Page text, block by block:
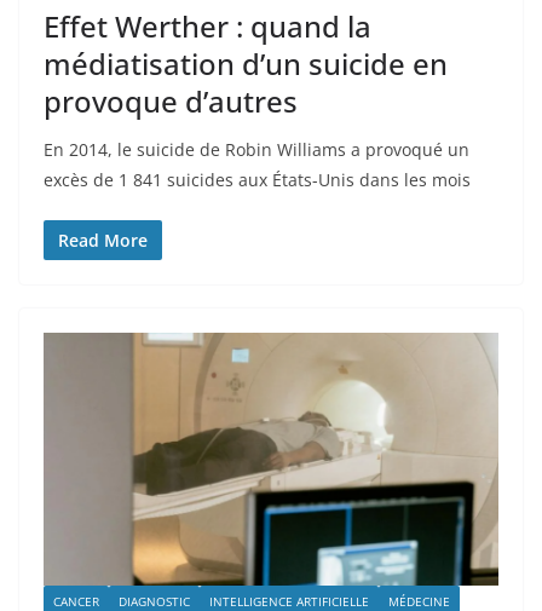
Effet Werther : quand la
médiatisation d’un suicide en
provoque d’autres
En 2014, le suicide de Robin Williams a provoqué un
excès de 1 841 suicides aux États-Unis dans les mois
Read More
CANCER DIAGNOSTIC INTELLIGENCE ARTIFICIELLE
MÉDECINE